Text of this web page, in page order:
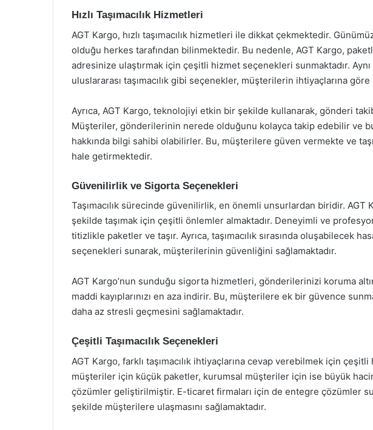
Hızlı Taşımacılık Hizmetleri
AGT Kargo, hızlı taşımacılık hizmetleri ile dikkat çekmektedir.
olduğu herkes tarafından bilinmektedir. Bu nedenle, AGT Kargo,
adresinize ulaştırmak için çeşitli hizmet seçenekleri sunmaktadır.
uluslararası taşımacılık gibi seçenekler, müşterilerin ihtiyaçlarına
Ayrıca, AGT Kargo, teknolojiyi etkin bir şekilde kullanarak, gönderi
Müşteriler, gönderilerinin nerede olduğunu kolayca takip edebilir ve
hakkında bilgi sahibi olabilirler. Bu, müşterilere güven vermekte ve
hale getirmektedir.
Güvenilirlik ve Sigorta Seçenekleri
Taşımacılık sürecinde güvenilirlik, en önemli unsurlardan biridir.
şekilde taşımak için çeşitli önlemler almaktadır. Deneyimli ve
titizlikle paketler ve taşır. Ayrıca, taşımacılık sırasında oluşabilecek
seçenekleri sunarak, müşterilerinin güvenliğini sağlamaktadır.
AGT Kargo’nun sunduğu sigorta hizmetleri, gönderilerinizi koruma
maddi kayıplarınızı en aza indirir. Bu, müşterilere ek bir güvence
daha az stresli geçmesini sağlamaktadır.
Çeşitli Taşımacılık Seçenekleri
AGT Kargo, farklı taşımacılık ihtiyaçlarına cevap verebilmek için
müşteriler için küçük paketler, kurumsal müşteriler için ise büyük
çözümler geliştirilmiştir. E-ticaret firmaları için de entegre çözümler
şekilde müşterilere ulaşmasını sağlamaktadır.